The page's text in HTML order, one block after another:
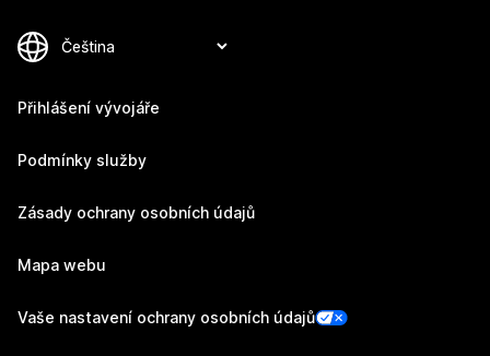
Přihlášení vývojáře
Podmínky služby
Zásady ochrany osobních údajů
Mapa webu
Vaše nastavení ochrany osobních údajů